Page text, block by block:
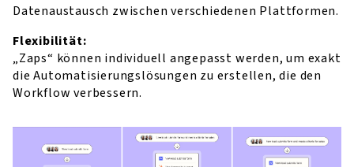
Datenaustausch zwischen verschiedenen Plattformen.
Flexibilität:
„Zaps“ können individuell angepasst werden, um exakt
die Automatisierungslösungen zu erstellen, die den
Workflow verbessern.